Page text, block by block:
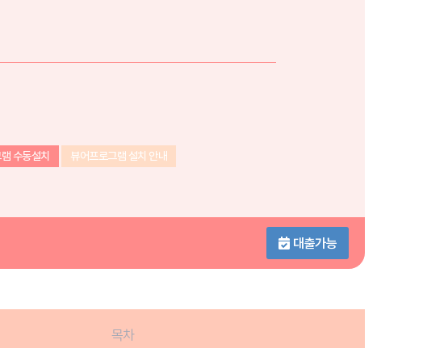
수동설치 뷰어프로그램 설치 안내
대출가능
목차